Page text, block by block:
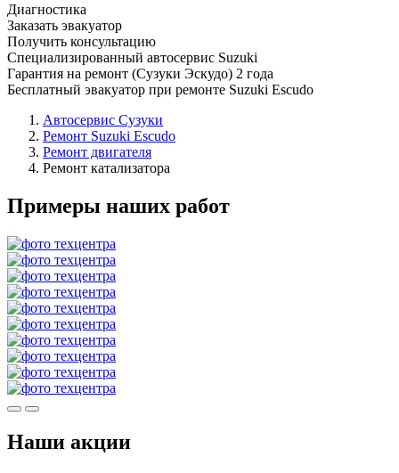
Диагностика
Заказать эвакуатор
Получить консультацию
Специализированный автосервис Suzuki
Гарантия на ремонт (Сузуки Эскудо) 2 года
Бесплатный эвакуатор при ремонте Suzuki Escudo
Автосервис Сузуки
Ремонт Suzuki Escudo
Ремонт двигателя
Ремонт катализатора
Примеры наших работ
Наши акции